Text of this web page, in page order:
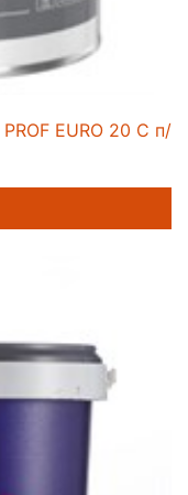
EURO 20 C п/